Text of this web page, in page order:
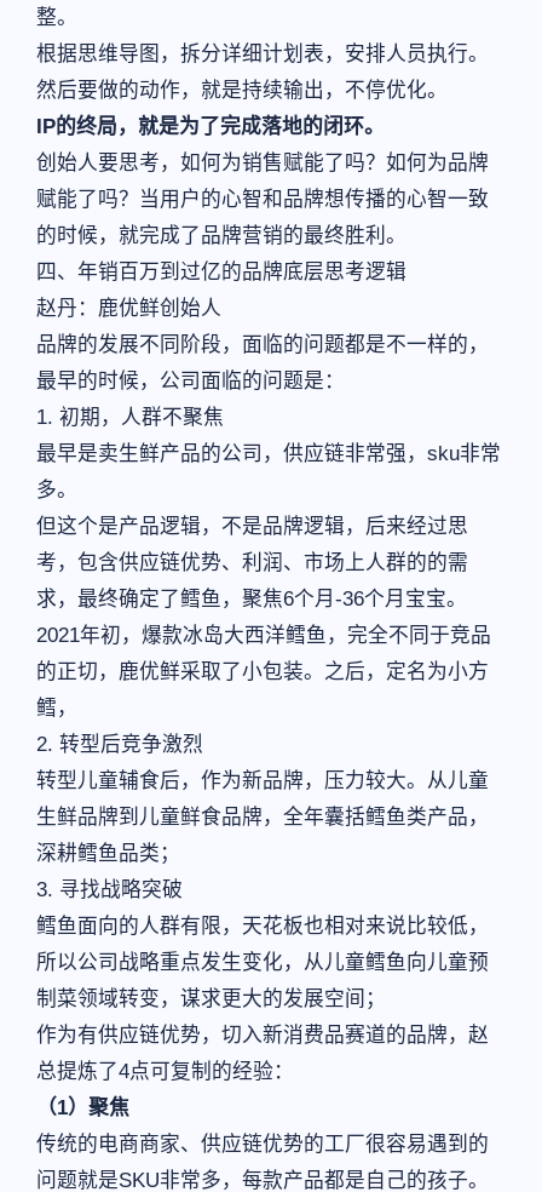
整。
根据思维导图，拆分详细计划表，安排人员执行。
然后要做的动作，就是持续输出，不停优化。
IP的终局，就是为了完成落地的闭环。
创始人要思考，如何为销售赋能了吗？如何为品牌
赋能了吗？当用户的心智和品牌想传播的心智一致
的时候，就完成了品牌营销的最终胜利。
四、年销百万到过亿的品牌底层思考逻辑
赵丹：鹿优鲜创始人
品牌的发展不同阶段，面临的问题都是不一样的，
最早的时候，公司面临的问题是：
1. 初期，人群不聚焦
最早是卖生鲜产品的公司，供应链非常强，sku非常
多。
但这个是产品逻辑，不是品牌逻辑，后来经过思
考，包含供应链优势、利润、市场上人群的的需
求，最终确定了鳕鱼，聚焦6个月-36个月宝宝。
2021年初，爆款冰岛大西洋鳕鱼，完全不同于竞品
的正切，鹿优鲜采取了小包装。之后，定名为小方
鳕，
2. 转型后竞争激烈
转型儿童辅食后，作为新品牌，压力较大。从儿童
生鲜品牌到儿童鲜食品牌，全年囊括鳕鱼类产品，
深耕鳕鱼品类；
3. 寻找战略突破
鳕鱼面向的人群有限，天花板也相对来说比较低，
所以公司战略重点发生变化，从儿童鳕鱼向儿童预
制菜领域转变，谋求更大的发展空间；
作为有供应链优势，切入新消费品赛道的品牌，赵
总提炼了4点可复制的经验：
（1）聚焦
传统的电商商家、供应链优势的工厂很容易遇到的
问题就是SKU非常多，每款产品都是自己的孩子。